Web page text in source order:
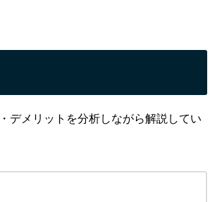
デメリットを分析しながら解説してい